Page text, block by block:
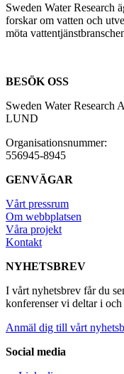
Sweden Water Research
forskar om vatten och
möta
BESÖK OSS
Sweden Water Research
LUND
Organisationsnummer:
556945-8945
GENVÄGAR
Vårt pressrum
Om webbplatsen
Våra projekt
Kontakt
NYHETSBREV
I vårt nyhetsbrev får du
konferenser vi deltar i
Anmäl dig till vårt
Social media